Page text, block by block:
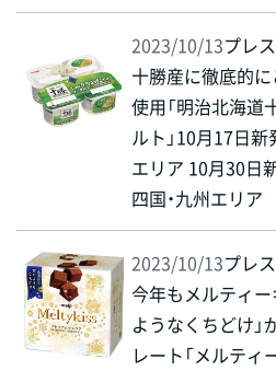
2023/10/13プレ
十勝産に徹底的
使用「明治北海道
ルト」10月17日新
エリア 10月30日
四国・九州エリア
2023/10/13プレ
今年もメルティ
ようなくちどけ
レート「メルティ